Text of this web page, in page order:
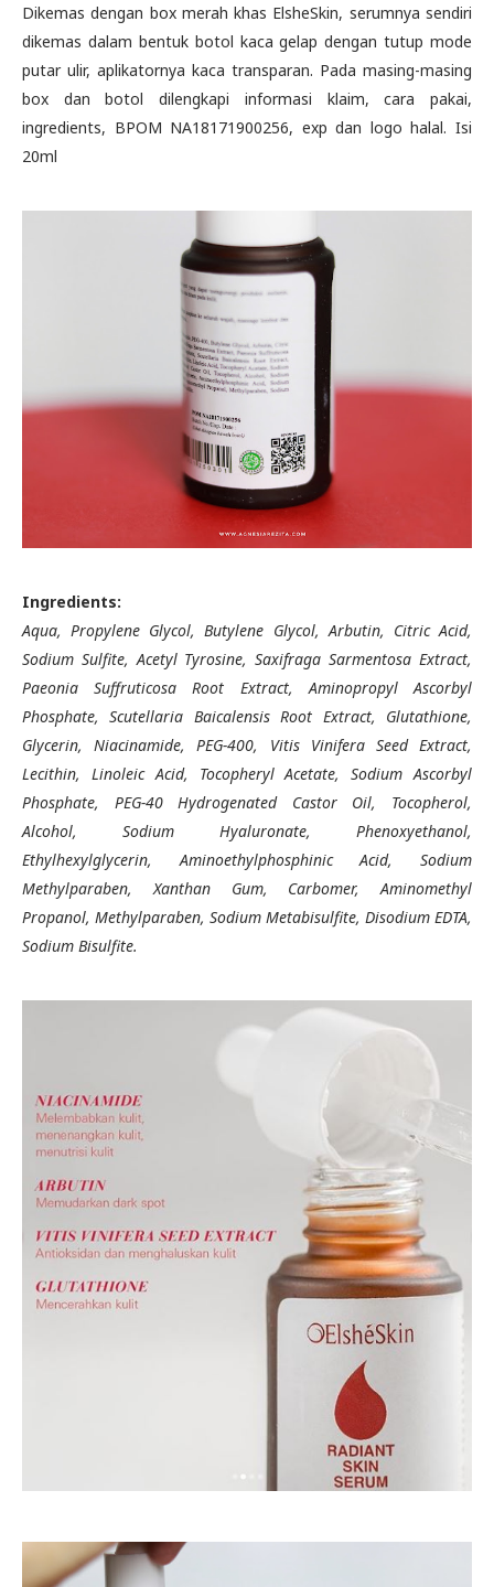
Dikemas dengan box merah khas ElsheSkin, serumnya sendiri
dikemas dalam bentuk botol kaca gelap dengan tutup mode
putar ulir, aplikatornya kaca transparan. Pada masing-masing
box dan botol dilengkapi informasi klaim, cara pakai,
ingredients, BPOM NA18171900256, exp dan logo halal. Isi
20ml
Ingredients:
Aqua, Propylene Glycol, Butylene Glycol, Arbutin, Citric Acid,
Sodium Sulfite, Acetyl Tyrosine, Saxifraga Sarmentosa Extract,
Paeonia Suffruticosa Root Extract, Aminopropyl Ascorbyl
Phosphate, Scutellaria Baicalensis Root Extract, Glutathione,
Glycerin, Niacinamide, PEG-400, Vitis Vinifera Seed Extract,
Lecithin, Linoleic Acid, Tocopheryl Acetate, Sodium Ascorbyl
Phosphate, PEG-40 Hydrogenated Castor Oil, Tocopherol,
Alcohol, Sodium Hyaluronate, Phenoxyethanol,
Ethylhexylglycerin, Aminoethylphosphinic Acid, Sodium
Methylparaben, Xanthan Gum, Carbomer, Aminomethyl
Propanol, Methylparaben, Sodium Metabisulfite, Disodium EDTA,
Sodium Bisulfite.